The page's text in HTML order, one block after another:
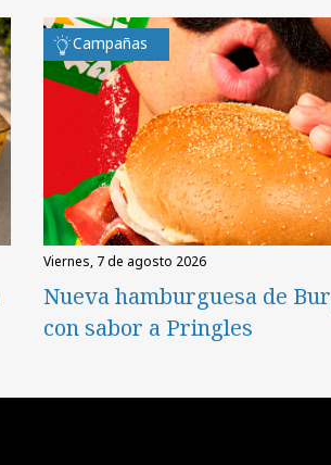
Campañas
viernes, 7 de agosto 2026
Nueva hamburguesa de
con sabor a Pringles